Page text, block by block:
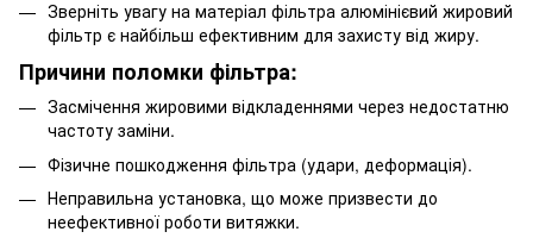
Зверніть увагу на матеріал фільтра алюмінієвий жировий
фільтр є найбільш ефективним для захисту від жиру.
Причини поломки фільтра:
Засмічення жировими відкладеннями через недостатню
частоту заміни.
Фізичне пошкодження фільтра (удари, деформація).
Неправильна установка, що може призвести до
неефективної роботи витяжки.